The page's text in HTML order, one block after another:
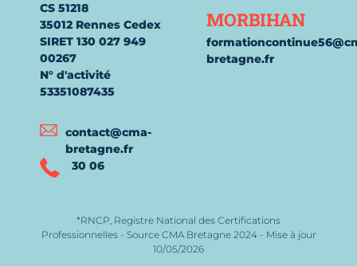
CS 51218
35012 Rennes Cedex
SIRET 130 027 949
00267
N° d'activité
53351087435
contact@cma-
bretagne.fr
30 06
MORBIHAN
bretagne.fr
*RNCP, Registre National des Certifications
Professionnelles - Source CMA Bretagne 2024 - Mise à jour
10/05/2026